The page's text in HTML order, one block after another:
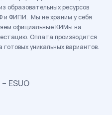
образовательных ресурсов
и ФИПИ. Мы не храним у себя
официальные КИМы на
Оплата производится
уникальных вариантов.
ESUO